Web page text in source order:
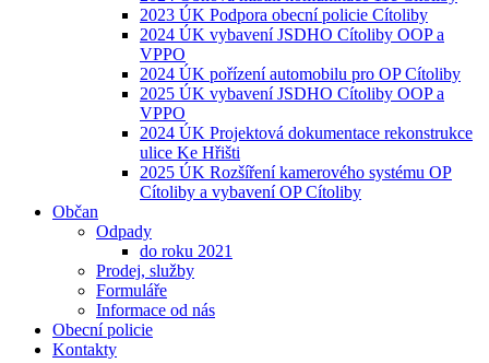
2023 ÚK Podpora obecní policie Cítoliby
2024 ÚK vybavení JSDHO Cítoliby OOP a
VPPO
2024 ÚK pořízení automobilu pro OP Cítoliby
2025 ÚK vybavení JSDHO Cítoliby OOP a
VPPO
2024 ÚK Projektová dokumentace rekonstrukce
ulice Ke Hřišti
2025 ÚK Rozšíření kamerového systému OP
Cítoliby a vybavení OP Cítoliby
Občan
Odpady
do roku 2021
Prodej, služby
Formuláře
Informace od nás
Obecní policie
Kontakty